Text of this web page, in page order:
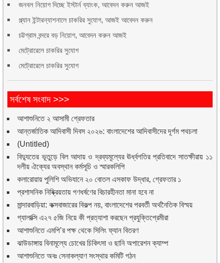
জনবল নিয়োগ দিচ্ছে ইস্টার্ন ব্যাংক, আবেদন করুন আজই
প্ল্যান ইন্টারন্যাশনালে চাকরির সুযোগ, আজই আবেদন করুন
চট্টগ্রাম বন্দরে বড় নিয়োগ, আবেদন করুন আজই
মেট্রোরেলে চাকরির সুযোগ
মেট্রোরেলে চাকরির সুযোগ
সর্বশেষ সংবাদ >>>
আশাশুনিতে ২ আসামী গ্রেফতার
আন্তর্জাতিক আদিবাসী দিবস ২০২৬: বাংলাদেশের আদিবাসীদের দূর্গম পথচলা
(Untitled)
বিদ্যুতের ভূতুড়ে বিল আদায় ও দ্রব্যমূল্যের ঊর্ধ্বগতির প্রতিবাদে সাতক্ষীরায় ১১
দলীয় ঐক্যের অবস্থান কর্মসূচি ও স্মারকলিপি
কলারোয়ায় পুলিশি অভিযানে ২০ বোতল এসকাফ উদ্ধার, গ্রেফতার ১
প্রশাসনিক নিষ্ক্রিয়তায় গণধর্ষণের বিচারহীনতা মানা হবে না
মান্দারবাড়িয়া: কক্সবাজারের বিকল্প নয়, বাংলাদেশের পরবর্তী অর্থনৈতিক বিস্ময়
গ্যালাক্সি এ২৭ ৫জি নিয়ে কী প্রত্যাশা করছেন প্রযুক্তিপ্রেমীরা
আশাশুনিতে এমপি’র পক্ষ থেকে সিলিং ফ্যান বিতরণ
ঝাউডাঙ্গায় বিনামূল্যে চোখের চিকিৎসা ও ছানি অপারেশন ক্যাম্প
আশাশুনিতে অবঃ সেনাকল্যাণ সংস্থার কমিটি গঠন